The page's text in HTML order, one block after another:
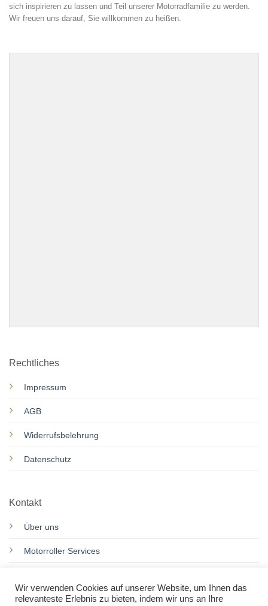
sich inspirieren zu lassen und Teil unserer Motorradfamilie zu werden.
Wir freuen uns darauf, Sie willkommen zu heißen.
Rechtliches
Impressum
AGB
Widerrufsbelehrung
Datenschutz
Kontakt
Über uns
Motorroller Services
Kontakt
Wir verwenden Cookies auf unserer Website, um Ihnen das
relevanteste Erlebnis zu bieten, indem wir uns an Ihre